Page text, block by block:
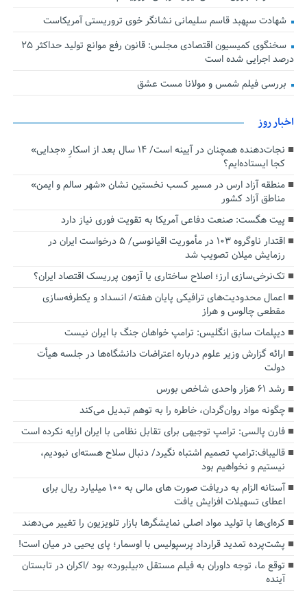
شهادت سپهبد قاسم سلیمانی نشانگر خوی تروریستی آمریکاست
سخنگوی کمیسیون اقتصادی مجلس: قانون رفع موانع تولید حداکثر ۲۵
درصد اجرایی شده است
بررسی فیلم شمس و مولانا مست عشق
اخبار روز
نجات‌دهنده‌ همچنان در آیینه است/ ۱۴ سال بعد از اسکارِ «جدایی»
کجا ایستاده‌ایم؟
منطقه آزاد ارس در مسیر کسب نخستین نشان «شهر سالم و ایمن»
مناطق آزاد کشور
پیت هگست: صنعت دفاعی آمریکا به تقویت فوری نیاز دارد
اقتدار ناوگروه ۱۰۳ در مأموریت‌ اقیانوسی/ ۵ درخواست ایران در
رزمایش میلان تصویب شد
تک‌نرخی‌سازی ارز؛ اصلاح ساختاری یا آزمون پرریسک اقتصاد ایران؟
اعمال محدودیت‌های ترافیکی پایان هفته/ انسداد و یکطرفه‌سازی
مقطعی چالوس و هراز
دیپلمات سابق انگلیس:‌ ترامپ خواهان جنگ با ایران نیست
ارائه گزارش وزیر علوم درباره اعتراضات دانشگاه‌ها در جلسه هیأت
دولت
رشد ۶۱ هزار واحدی شاخص بورس
چگونه مواد روان‌گردان، خاطره را به توهم تبدیل می‌کند
فارن پالسی: ترامپ توجیهی برای تقابل نظامی با ایران ارایه نکرده است
قالیباف:ترامپ تصمیم اشتباه نگیرد/ دنبال سلاح هسته‌ای نبودیم،
نیستیم و نخواهیم بود
آستانه الزام به دریافت صورت های مالی به ۱۰۰ میلیارد ریال برای
اعطای تسهیلات افزایش یافت
کره‌ای‌ها با تولید مواد اصلی نمایشگرها بازار تلویزیون را تغییر می‌دهند
پشت‌پرده تمدید قرارداد پرسپولیس با اوسمار؛ پای یحیی در میان است!
توقع ما، توجه داوران به فیلم مستقل «بیلبورد» بود /اکران در تابستان
آینده